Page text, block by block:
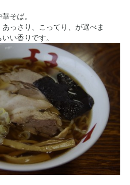
華そば。
っさり、こってり、が選べま
い香りです。